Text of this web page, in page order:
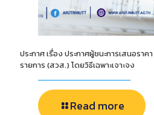
ประกาศ เรื่อง ประกาศผู้ชนะการเสนอรา
รายการ (สวส.) โดยวิธีเฉพาะเจาะจง
Read more